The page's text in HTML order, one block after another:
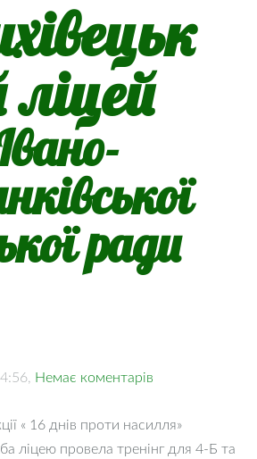
ліцей
ради
Немає коментарів
« 16 днів проти насилля»
ліцею провела тренінг для 4-Б та